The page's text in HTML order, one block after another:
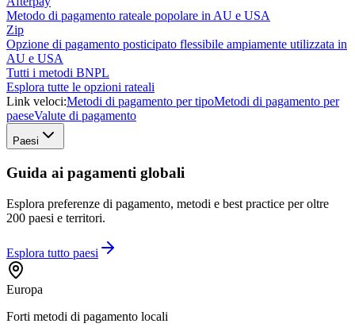
Metodo di pagamento rateale popolare in AU e USA
Zip
Opzione di pagamento posticipato flessibile ampiamente utilizzata in
AU e USA
Tutti i metodi BNPL
Esplora tutte le opzioni rateali
Link veloci:Metodi di pagamento per tipoMetodi di pagamento per
paeseValute di pagamento
Paesi
Guida ai pagamenti globali
Esplora preferenze di pagamento, metodi e best practice per oltre
200 paesi e territori.
Esplora tutto paesi
Europa
Forti metodi di pagamento locali